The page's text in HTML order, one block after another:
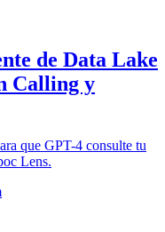
de Data Lake
Calling y
que GPT-4 consulte tu
Lens.